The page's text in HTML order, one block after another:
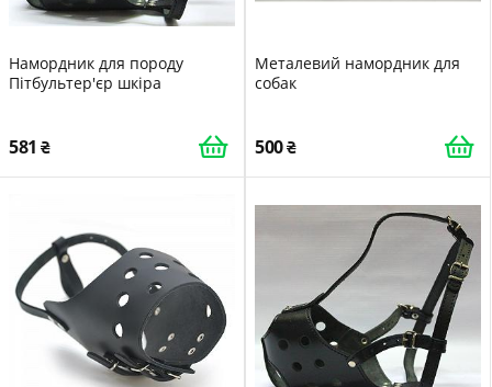
Намордник для породу
Пітбультер'єр шкіра
581
Металевий намордник для
собак
500